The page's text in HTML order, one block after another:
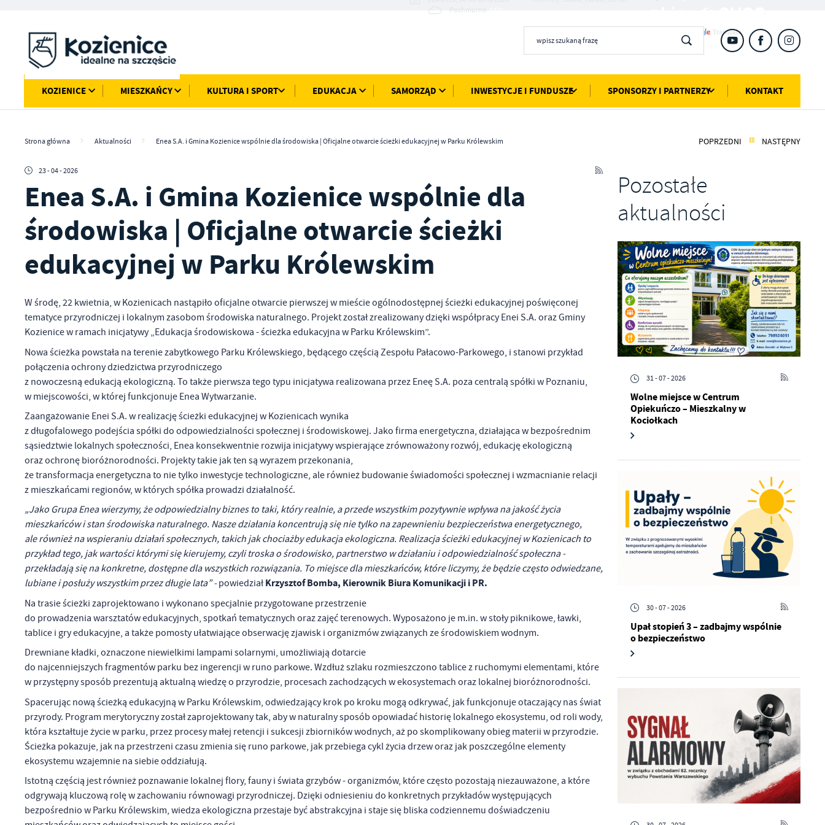
Pochmurno
KOZIENICE MIESZKAŃCY KULTURA I SPORT EDUKACJA SAMORZĄD INWESTYCJE I FUNDUSZE SPONSORZY I PARTNERZY KONTAKT
Strona główna Aktualności Enea S.A. i Gmina Kozienice wspólnie dla środowiska | Oficjalne otwarcie ścieżki edukacyjnej w Parku Królewskim POPRZEDNI NASTĘPNY
23 - 04 - 2026
Enea S.A. i Gmina Kozienice wspólnie dla
środowiska | Oficjalne otwarcie ścieżki
edukacyjnej w Parku Królewskim
W środę, 22 kwietnia, w Kozienicach nastąpiło oficjalne otwarcie pierwszej w mieście ogólnodostępnej ścieżki edukacyjnej poświęconej
tematyce przyrodniczej i lokalnym zasobom środowiska naturalnego. Projekt został zrealizowany dzięki współpracy Enei S.A. oraz Gminy
Kozienice w ramach inicjatywy „Edukacja środowiskowa - ścieżka edukacyjna w Parku Królewskim”.
Nowa ścieżka powstała na terenie zabytkowego Parku Królewskiego, będącego częścią Zespołu Pałacowo-Parkowego, i stanowi przykład
połączenia ochrony dziedzictwa przyrodniczego
z nowoczesną edukacją ekologiczną. To także pierwsza tego typu inicjatywa realizowana przez Eneę S.A. poza centralą spółki w Poznaniu,
w miejscowości, w której funkcjonuje Enea Wytwarzanie.
Zaangażowanie Enei S.A. w realizację ścieżki edukacyjnej w Kozienicach wynika
z długofalowego podejścia spółki do odpowiedzialności społecznej i środowiskowej. Jako firma energetyczna, działająca w bezpośrednim
sąsiedztwie lokalnych społeczności, Enea konsekwentnie rozwija inicjatywy wspierające zrównoważony rozwój, edukację ekologiczną
oraz ochronę bioróżnorodności. Projekty takie jak ten są wyrazem przekonania,
że transformacja energetyczna to nie tylko inwestycje technologiczne, ale również budowanie świadomości społecznej i wzmacnianie relacji
z mieszkańcami regionów, w których spółka prowadzi działalność.
„Jako Grupa Enea wierzymy, że odpowiedzialny biznes to taki, który realnie, a przede wszystkim pozytywnie wpływa na jakość życia
mieszkańców i stan środowiska naturalnego. Nasze działania koncentrują się nie tylko na zapewnieniu bezpieczeństwa energetycznego,
ale również na wspieraniu działań społecznych, takich jak chociażby edukacja ekologiczna. Realizacja ścieżki edukacyjnej w Kozienicach to
przykład tego, jak wartości którymi się kierujemy, czyli troska o środowisko, partnerstwo w działaniu i odpowiedzialność społeczna -
przekładają się na konkretne, dostępne dla wszystkich rozwiązania. To miejsce dla mieszkańców, które liczymy, że będzie często odwiedzane,
lubiane i posłuży wszystkim przez długie lata” -powiedział Krzysztof Bomba, Kierownik Biura Komunikacji i PR.
Na trasie ścieżki zaprojektowano i wykonano specjalnie przygotowane przestrzenie
do prowadzenia warsztatów edukacyjnych, spotkań tematycznych oraz zajęć terenowych. Wyposażono je m.in. w stoły piknikowe, ławki,
tablice i gry edukacyjne, a także pomosty ułatwiające obserwację zjawisk i organizmów związanych ze środowiskiem wodnym.
Drewniane kładki, oznaczone niewielkimi lampami solarnymi, umożliwiają dotarcie
do najcenniejszych fragmentów parku bez ingerencji w runo parkowe. Wzdłuż szlaku rozmieszczono tablice z ruchomymi elementami, które
w przystępny sposób prezentują aktualną wiedzę o przyrodzie, procesach zachodzących w ekosystemach oraz lokalnej bioróżnorodności.
Spacerując nową ścieżką edukacyjną w Parku Królewskim, odwiedzający krok po kroku mogą odkrywać, jak funkcjonuje otaczający nas świat
przyrody. Program merytoryczny został zaprojektowany tak, aby w naturalny sposób opowiadać historię lokalnego ekosystemu, od roli wody,
która kształtuje życie w parku, przez procesy małej retencji i sukcesji zbiorników wodnych, aż po skomplikowany obieg materii w przyrodzie.
Ścieżka pokazuje, jak na przestrzeni czasu zmienia się runo parkowe, jak przebiega cykl życia drzew oraz jak poszczególne elementy
ekosystemu wzajemnie na siebie oddziałują.
Istotną częścią jest również poznawanie lokalnej flory, fauny i świata grzybów - organizmów, które często pozostają niezauważone, a które
odgrywają kluczową rolę w zachowaniu równowagi przyrodniczej. Dzięki odniesieniu do konkretnych przykładów występujących
bezpośrednio w Parku Królewskim, wiedza ekologiczna przestaje być abstrakcyjna i staje się bliska codziennemu doświadczeniu
Pozostałe
aktualności
31 - 07 - 2026
Wolne miejsce w Centrum
Opiekuńczo – Mieszkalny w
Kociołkach
30 - 07 - 2026
Upał stopień 3 – zadbajmy wspólnie
o bezpieczeństwo
Ustawienia